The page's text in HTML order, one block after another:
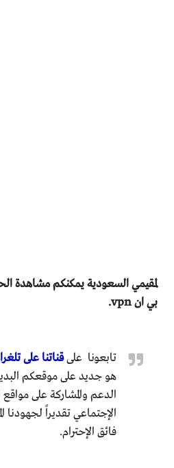
لمقيمي السعودية يمكنكم مشاهدة
بي ان vpn.
تابعونا علىقناتنا على
هو جديد على موقعكم
الدعم والمشاركة على
الإجتماعي تقديراً لجهودنا
فائق الإحترام.